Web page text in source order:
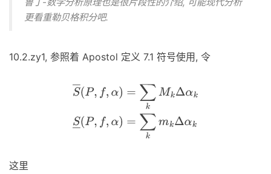
更看重勒贝格积分吧.
10.2.zy1, 参照着 Apostol 定义 7.1 符号使用, 令
,α)=∑ kMkΔ αk ― P,f,α)=∑km
这里